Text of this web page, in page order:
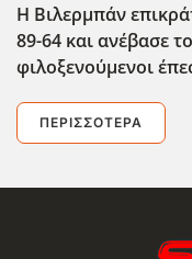
Η Βιλερμπάν
89-64 και ανέβασε
φιλοξενούμενοι
ΠΕΡΙΣΣΌΤΕΡΑ